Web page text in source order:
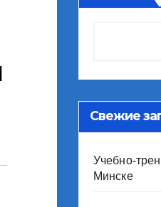
Свежие
Учебно-
Минске